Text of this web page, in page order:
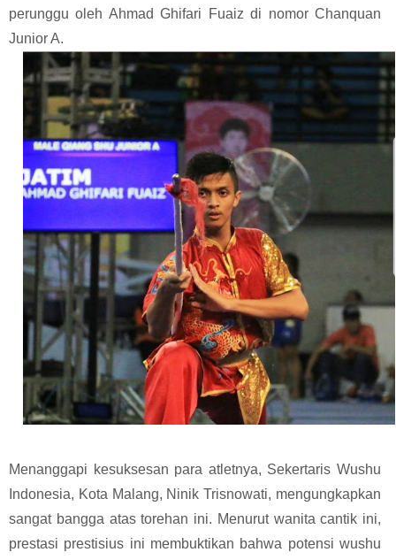
perunggu oleh Ahmad Ghifari Fuaiz di nomor Chanquan
Junior A.
Menanggapi kesuksesan para atletnya, Sekertaris Wushu
Indonesia, Kota Malang, Ninik Trisnowati, mengungkapkan
sangat bangga atas torehan ini. Menurut wanita cantik ini,
prestasi prestisius ini membuktikan bahwa potensi wushu